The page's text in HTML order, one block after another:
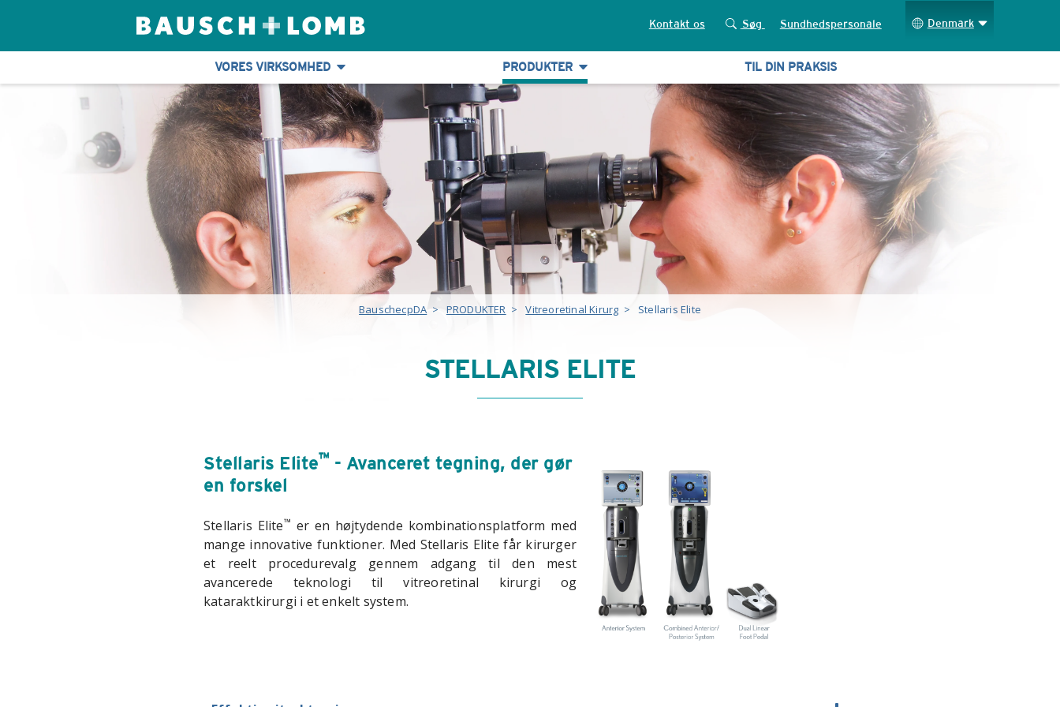
Kontakt os Søg Sundhedspersonale Denmark
VORES VIRKSOMHED PRODUKTER TIL DIN PRAKSIS
BauschecpDA > PRODUKTER > Vitreoretinal Kirurg > Stellaris Elite
STELLARIS ELITE
Stellaris Elite™ - Avanceret tegning, der gør
en forskel
Stellaris Elite™ er en højtydende kombinationsplatform med
mange innovative funktioner. Med Stellaris Elite får kirurger
et reelt procedurevalg gennem adgang til den mest
avancerede teknologi til vitreoretinal kirurgi og
kataraktkirurgi i et enkelt system.